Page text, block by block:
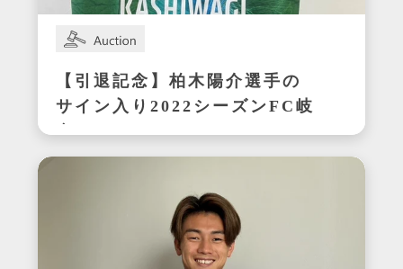
【引退記念】柏木陽介選手の
サイン入り2022シーズンFC岐
阜ユニフォーム